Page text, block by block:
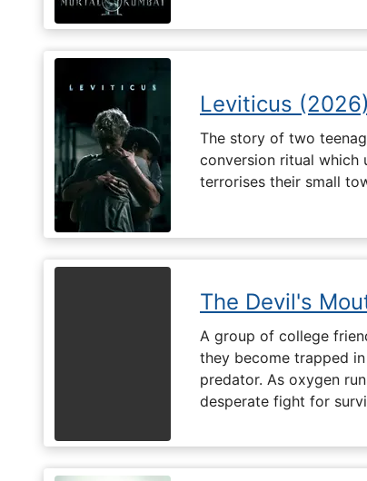
Leviticus (2026)
The story of two
conversion ritual which
terrorises their small
The Devil's
A group of college
they become trapped
predator. As oxygen
desperate fight for